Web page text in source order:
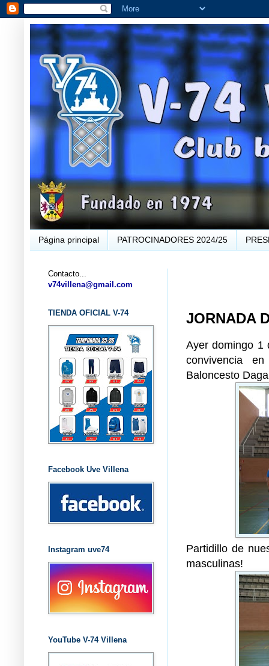
Página principal PATROCINADORES 2024/25
JORNADA
Ayer domingo 1
convivencia
Baloncesto
Partidillo de
masculinas!
Contacto...
v74villena@gmail.com
TIENDA OFICIAL V-74
Facebook Uve Villena
Instagram uve74
YouTube V-74 Villena